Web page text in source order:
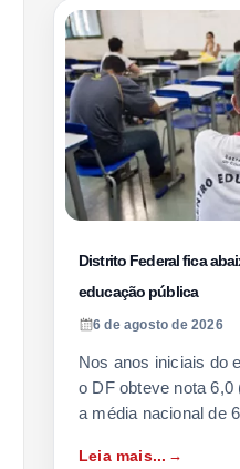
Distrito Federal fica
educação pública
6 de agosto de 2026
Nos anos iniciais do
o DF obteve nota 6,0
a média nacional de
Leia mais...